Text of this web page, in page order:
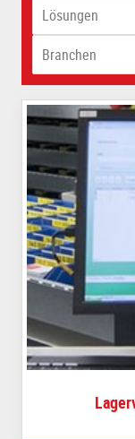
Lösungen
Branchen